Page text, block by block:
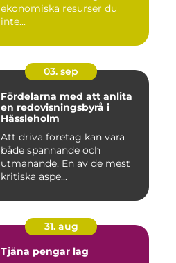
ekonomiska resurser du
inte...
03. sep
Fördelarna med att anlita
en redovisningsbyrå i
Hässleholm
Att driva företag kan vara
både spännande och
utmanande. En av de mest
kritiska aspe...
31. aug
Tjäna pengar lag